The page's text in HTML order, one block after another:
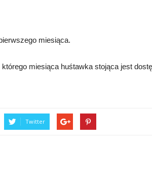
miesiąca.
miesiąca huśtawka stojąca jest
Twitter